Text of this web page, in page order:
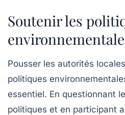
Soutenir les
Pousser les autorités
politiques
essentiel. En questionnant
politiques et en participant